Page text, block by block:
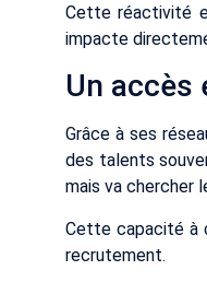
Cette réactivité
impacte
Un accès
Grâce à ses
des talents
mais va chercher
Cette capacité à
recrutement.